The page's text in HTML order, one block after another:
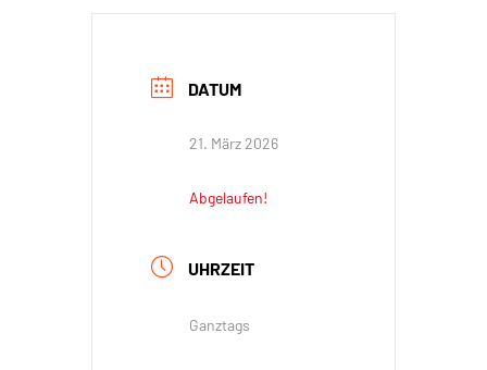
DATUM
21. März 2026
Abgelaufen!
UHRZEIT
Ganztags